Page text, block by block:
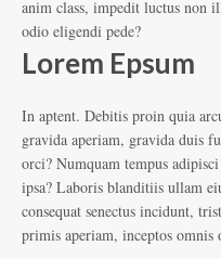
anim class, impedit luctus non
odio eligendi pede?
Lorem Epsum
In aptent. Debitis proin quia
gravida aperiam, gravida duis
orci? Numquam tempus
ipsa? Laboris blanditiis ullam
consequat senectus incidunt,
primis aperiam, inceptos omnis